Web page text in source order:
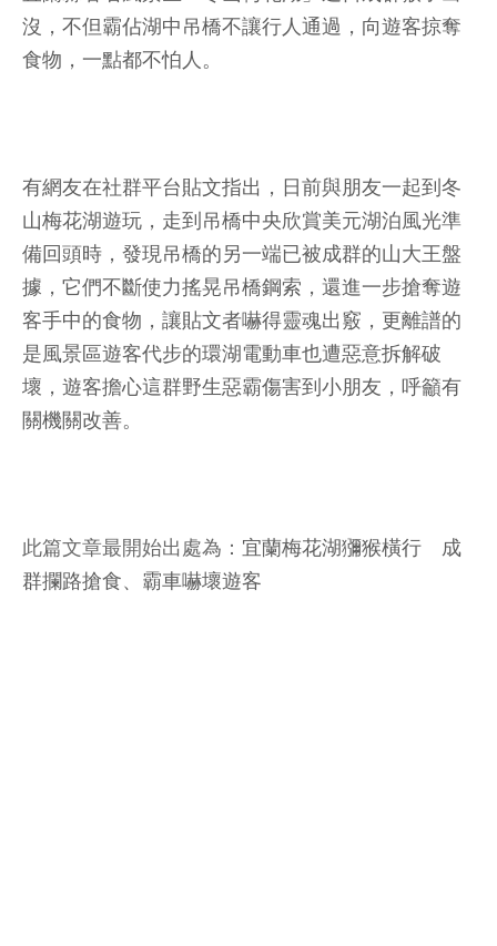
沒，不但霸佔湖中吊橋不讓行人通過，向遊客掠奪
食物，一點都不怕人。
有網友在社群平台貼文指出，日前與朋友一起到冬
山梅花湖遊玩，走到吊橋中央欣賞美元湖泊風光準
備回頭時，發現吊橋的另一端已被成群的山大王盤
據，它們不斷使力搖晃吊橋鋼索，還進一步搶奪遊
客手中的食物，讓貼文者嚇得靈魂出竅，更離譜的
是風景區遊客代步的環湖電動車也遭惡意拆解破
壞，遊客擔心這群野生惡霸傷害到小朋友，呼籲有
關機關改善。
此篇文章最開始出處為： 宜蘭梅花湖獼猴橫行 成
群攔路搶食、霸車嚇壞遊客